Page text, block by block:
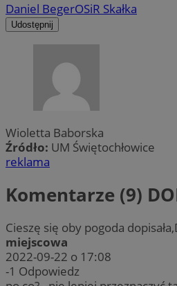
Daniel BegerOSiR Skałka
Udostępnij
Wioletta Baborska
Źródło: UM Świętochłowice
reklama
Komentarze (9)
Cieszę się oby pogoda
miejscowa
2022-09-22 o 17:08
-1 Odpowiedz